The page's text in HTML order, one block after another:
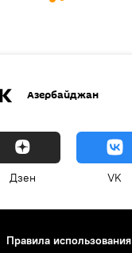
Азербайджан
Дзен VK
Правила использования